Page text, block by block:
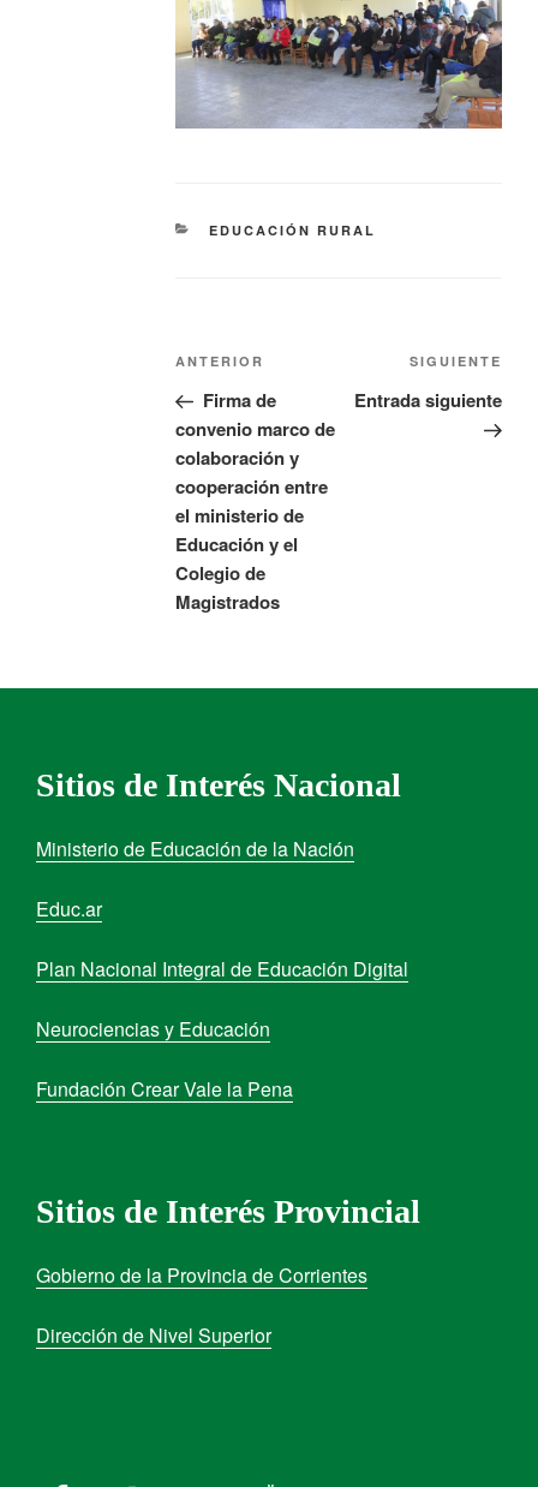
EDUCACIÓN RURAL
ANTERIOR
Firma de
convenio marco de
colaboración y
cooperación entre
el ministerio de
Educación y el
Colegio de
Magistrados
SIGUIENTE
Entrada siguiente
Sitios de Interés Nacional
Ministerio de Educación de la Nación
Educ.ar
Plan Nacional Integral de Educación Digital
Neurociencias y Educación
Fundación Crear Vale la Pena
Sitios de Interés Provincial
Gobierno de la Provincia de Corrientes
Dirección de Nivel Superior